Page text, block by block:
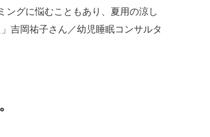
ングに悩むこともあり、夏用の涼し
吉岡祐子さん／幼児睡眠コンサルタ